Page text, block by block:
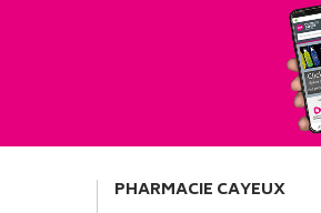
PHARMACIE CAYEUX